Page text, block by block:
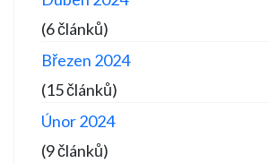
(6 článků)
Březen 2024
(15 článků)
Únor 2024
(9 článků)